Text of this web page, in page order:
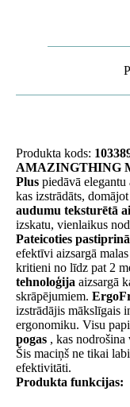
Produkta kods:
AMAZINGTHING
Plus piedāvā
kas izstrādāts,
audumu teksturētā
izskatu, vienlaikus
Pateicoties
efektīvi aizsargā
kritieni no līdz pat 2
tehnoloģija aizsargā
skrāpējumiem.
izstrādājis mākslīgais
ergonomiku. Visu
pogas , kas
Šis maciņš ne tikai
efektivitāti.
Produkta funkcijas: